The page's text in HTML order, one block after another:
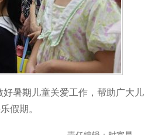
暑期儿童关爱工作，帮助广大儿
假期。